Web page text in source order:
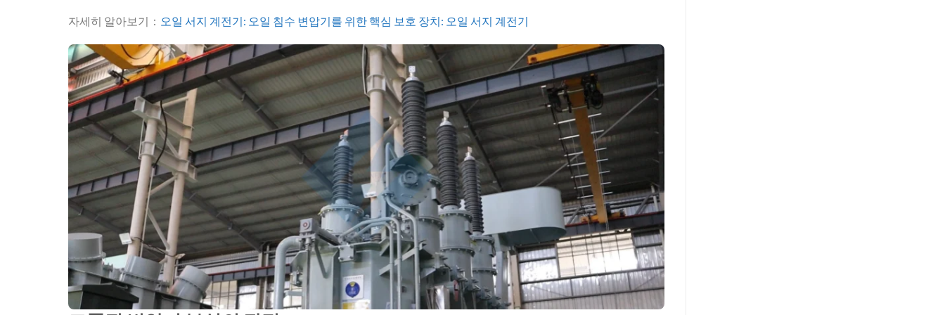
자세히 알아보기： 오일 서지 계전기: 오일 침수 변압기를 위한 핵심 보호 장치: 오일 서지 계전기